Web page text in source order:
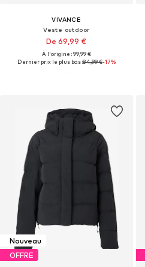
VIVANCE
Veste outdoor
De 69,99 €
À l'origine : 99,99 €
Dernier prix le plus bas :84,99 €-17%
Nouveau
OFFRE